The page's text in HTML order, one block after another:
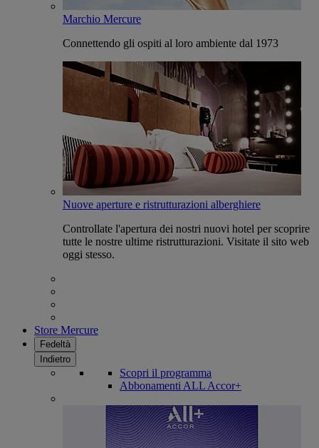
Marchio Mercure
Connettendo gli ospiti al loro ambiente dal 1973
Nuove aperture e ristrutturazioni alberghiere
Controllate l'apertura dei nostri nuovi hotel per scoprire
tutte le nostre ultime ristrutturazioni. Visitate il sito web
oggi stesso.
Store Mercure
Fedeltà
Indietro
Scopri il programma
Abbonamenti ALL Accor+